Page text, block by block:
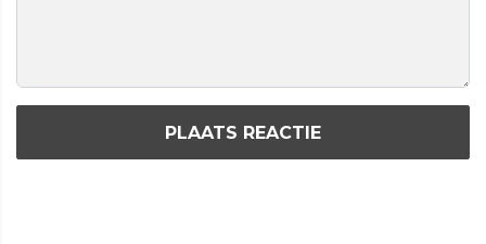
PLAATS REACTIE